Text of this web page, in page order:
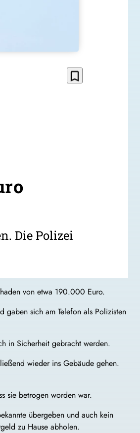
bookmark_border
Die Polizei
von etwa 190.000 Euro.
sich am Telefon als Polizisten
in Sicherheit gebracht werden.
wieder ins Gebäude gehen.
sie betrogen worden war.
übergeben und auch kein
zu Hause abholen.